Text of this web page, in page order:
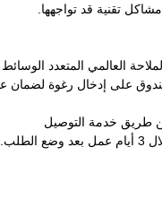
تقنية قد تواجهها.
العالمي المتعدد
على إدخال رغوة لضمان
طريق خدمة التوصيل